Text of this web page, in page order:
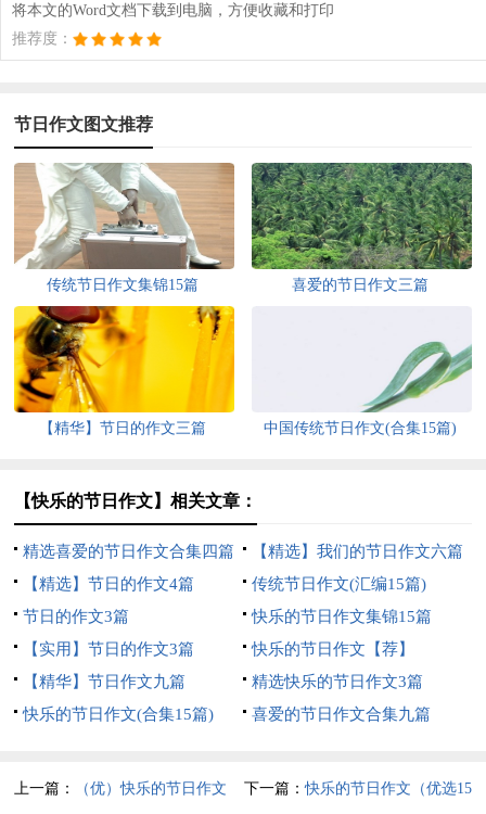
将本文的Word文档下载到电脑，方便收藏和打印
推荐度：
节日作文图文推荐
传统节日作文集锦15篇 喜爱的节日作文三篇
【精华】节日的作文三篇 中国传统节日作文(合集15篇)
【快乐的节日作文】相关文章：
精选喜爱的节日作文合集四篇
【精选】我们的节日作文六篇
【精选】节日的作文4篇
传统节日作文(汇编15篇)
节日的作文3篇
快乐的节日作文集锦15篇
【实用】节日的作文3篇
快乐的节日作文【荐】
【精华】节日作文九篇
精选快乐的节日作文3篇
快乐的节日作文(合集15篇)
喜爱的节日作文合集九篇
上一篇： （优）快乐的节日作文 下一篇：快乐的节日作文（优选15